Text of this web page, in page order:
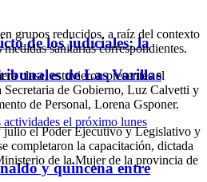
de los judiciales: la
de Las Varillas
y quincena entre
grupos reducidos, a raíz del contexto
sanitarias correspondientes.
clase, estuvieron presentes el
de Gobierno, Luz Calvetti y
de Personal, Lorena Gsponer.
julio el Poder Ejecutivo y Legislativo y
completaron la capacitación, dictada
de la Mujer de la provincia de